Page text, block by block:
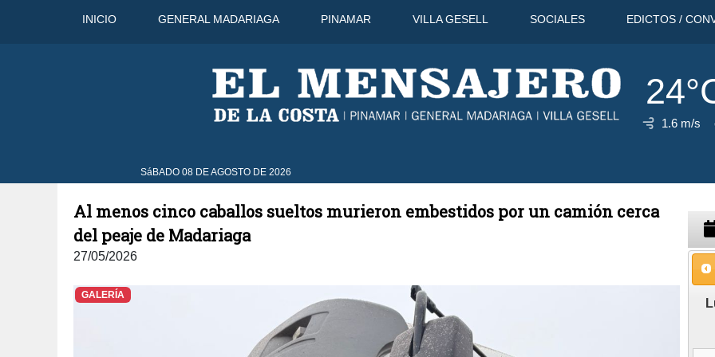
INICIO GENERAL MADARIAGA PINAMAR VILLA GESELL SOCIALES EDICTOS /
1.6 m/s
SáBADO 08 DE AGOSTO DE 2026
8 Ago 31°C
Al menos cinco caballos sueltos murieron embestidos por un camión cerca
del peaje de Madariaga
27/05/2026
GALERÍA